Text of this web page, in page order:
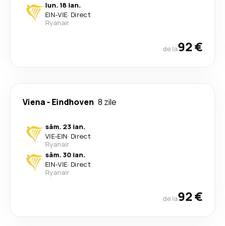
lun. 18 ian.
EIN-VIE· Direct
Ryanair
de la92 €
Viena- Eindhoven 8 zile
sâm. 23 ian.
VIE-EIN· Direct
Ryanair
sâm. 30 ian.
EIN-VIE· Direct
Ryanair
de la92 €